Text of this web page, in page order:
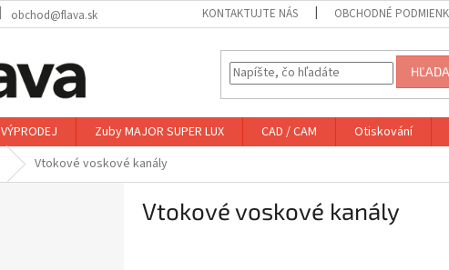
obchod@flava.sk KONTAKTUJTE NÁS OBCHODNÉ
VÝPRODEJ Zuby MAJOR SUPER LUX CAD / CAM Otiskování
Vtokové voskové kanály
Vtokové voskové kanály